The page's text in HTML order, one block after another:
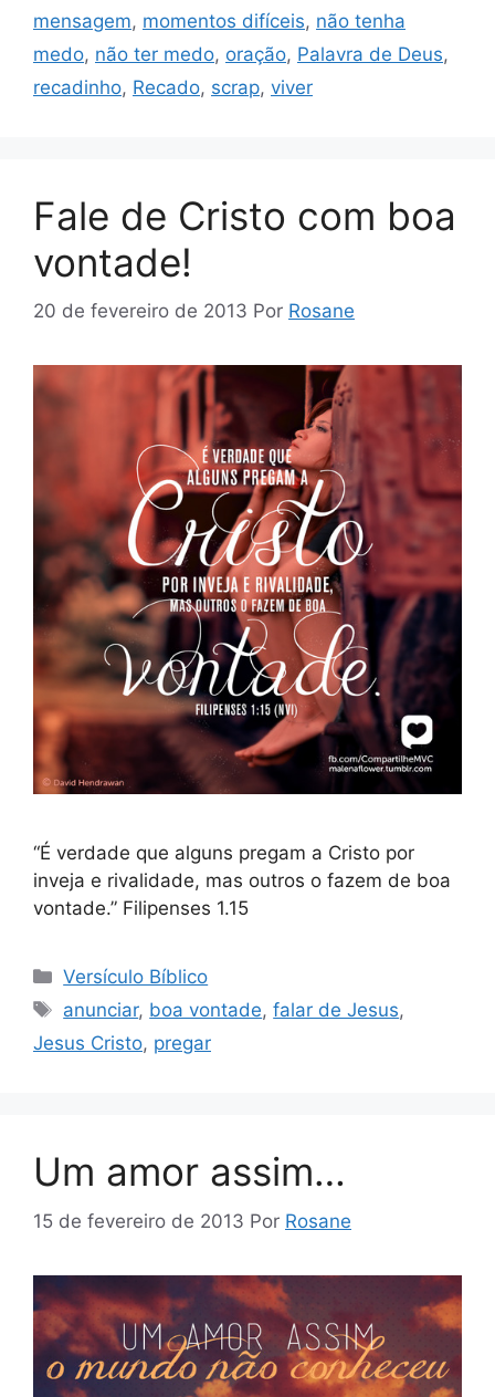
mensagem, momentos difíceis, não tenha
medo, não ter medo, oração, Palavra de Deus,
recadinho, Recado, scrap, viver
Fale de Cristo com boa
vontade!
20 de fevereiro de 2013 Por Rosane
“É verdade que alguns pregam a Cristo por
inveja e rivalidade, mas outros o fazem de boa
vontade.” Filipenses 1.15
Categorias
Versículo Bíblico
Tags
anunciar, boa vontade,falar de Jesus,
Jesus Cristo, pregar
Um amor assim…
15 de fevereiro de 2013 Por Rosane